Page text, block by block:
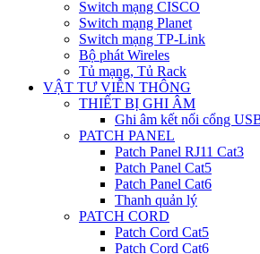
Switch mạng CISCO
Switch mạng Planet
Switch mạng TP-Link
Bộ phát Wireles
Tủ mạng, Tủ Rack
VẬT TƯ VIỄN THÔNG
THIẾT BỊ GHI ÂM
Ghi âm kết nối cổng
PATCH PANEL
Patch Panel RJ11 Cat3
Patch Panel Cat5
Patch Panel Cat6
Thanh quản lý
PATCH CORD
Patch Cord Cat5
Patch Cord Cat6